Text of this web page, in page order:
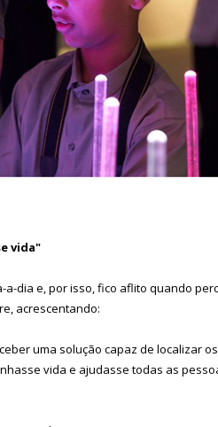
vida"
dia e, por isso, fico aflito quando
acrescentando:
uma solução capaz de localizar
vida e ajudasse todas as